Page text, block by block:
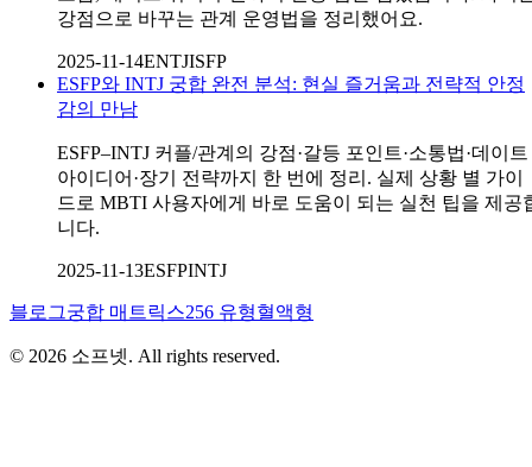
강점으로 바꾸는 관계 운영법을 정리했어요.
2025-11-14ENTJISFP
ESFP와 INTJ 궁합 완전 분석: 현실 즐거움과 전략적 안정
감의 만남
ESFP–INTJ 커플/관계의 강점·갈등 포인트·소통법·데이트
아이디어·장기 전략까지 한 번에 정리. 실제 상황 별 가이
드로 MBTI 사용자에게 바로 도움이 되는 실천 팁을 제공
니다.
2025-11-13ESFPINTJ
블로그궁합 매트릭스256 유형혈액형
© 2026 소프넷. All rights reserved.